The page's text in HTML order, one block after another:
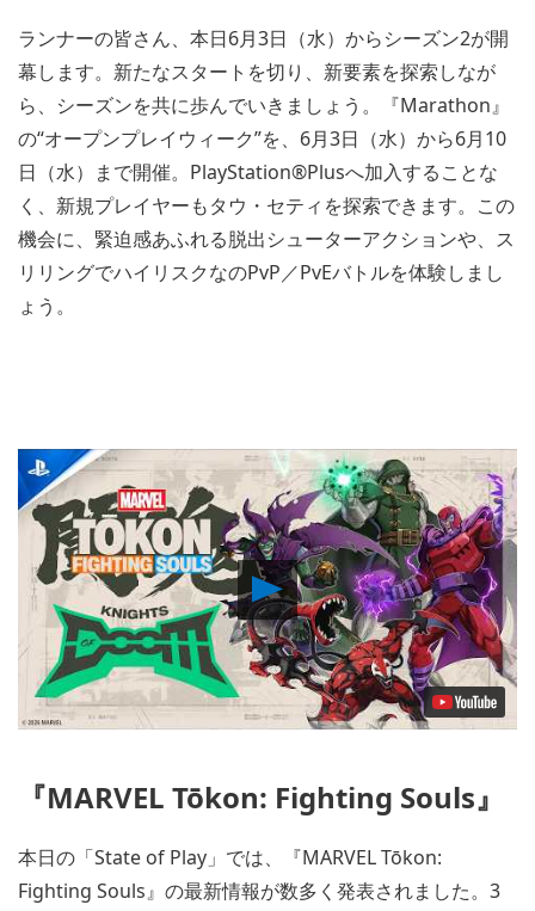
ランナーの皆さん、本日6月3日（水）からシーズン2が開
幕します。新たなスタートを切り、新要素を探索しなが
ら、シーズンを共に歩んでいきましょう。『Marathon』
の“オープンプレイウィーク”を、6月3日（水）から6月10
日（水）まで開催。PlayStation®Plusへ加入することな
く、新規プレイヤーもタウ・セティを探索できます。この
機会に、緊迫感あふれる脱出シューターアクションや、ス
リリングでハイリスクなのPvP／PvEバトルを体験しまし
ょう。
Play
Video
『MARVEL Tōkon: Fighting Souls』
本日の「State of Play」では、『MARVEL Tōkon:
Fighting Souls』の最新情報が数多く発表されました。3